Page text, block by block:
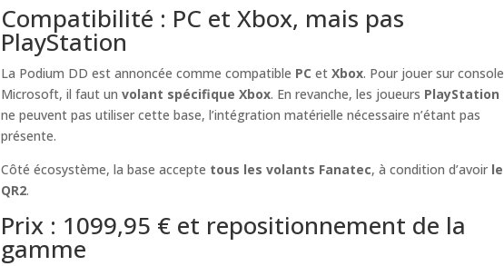
Compatibilité : PC et Xbox, mais pas
PlayStation
La Podium DD est annoncée comme compatible PC et Xbox. Pour jouer sur console
Microsoft, il faut un volant spécifique Xbox. En revanche, les joueurs PlayStation
ne peuvent pas utiliser cette base, l’intégration matérielle nécessaire n’étant pas
présente.
Côté écosystème, la base accepte tous les volants Fanatec, à condition d’avoir le
QR2.
Prix : 1099,95 € et repositionnement de la
gamme